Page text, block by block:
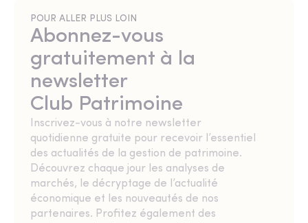
POUR ALLER PLUS LOIN
Abonnez-vous
gratuitement à la
newsletter
Club Patrimoine
Inscrivez-vous à notre newsletter
quotidienne gratuite pour recevoir l’essentiel
des actualités de la gestion de patrimoine.
Découvrez chaque jour les analyses de
marchés, le décryptage de l’actualité
économique et les nouveautés de nos
partenaires. Profitez également des